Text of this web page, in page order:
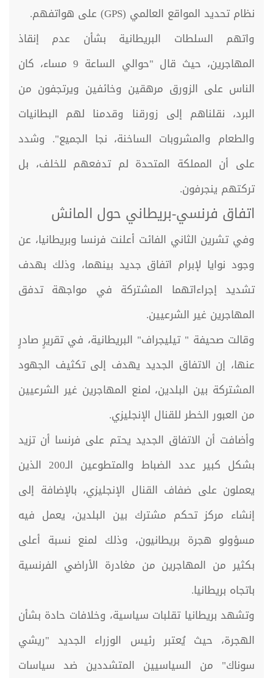
نظام تحديد المواقع العالمي (GPS) على هواتفهم.
واتهم السلطات البريطانية بشأن عدم إنقاذ
المهاجرين، حيث قال "حوالي الساعة 9 مساء، كان
الناس على الزورق مرهقين وخائفين ويرتجفون من
البرد، نقلناهم إلى زورقنا وقدمنا لهم البطانيات
والطعام والمشروبات الساخنة، نجا الجميع". وشدد
على أن المملكة المتحدة لم تدفعهم للخلف، بل
تركتهم ينجرفون.
اتفاق فرنسي-بريطاني حول المانش
وفي تشرين الثاني الفائت أعلنت فرنسا وبريطانيا، عن
وجود نوايا لإبرام اتفاق جديد بينهما، وذلك بهدف
تشديد إجراءاتهما المشتركة في مواجهة تدفق
المهاجرين غير الشرعيين.
وقالت صحيفة " تيليجراف" البريطانية، في تقريرٍ صادرٍ
عنها، إن الاتفاق الجديد يهدف إلى تكثيف الجهود
المشتركة بين البلدين، لمنع المهاجرين غير الشرعيين
من العبور الخطر للقنال الإنجليزي.
وأضافت أن الاتفاق الجديد يحتم على فرنسا أن تزيد
بشكل كبير عدد الضباط والمتطوعين الـ200 الذين
يعملون على ضفاف القنال الإنجليزي، بالإضافة إلى
إنشاء مركز تحكم مشترك بين البلدين، يعمل فيه
مسؤولو هجرة بريطانيون، وذلك لمنع نسبة أعلى
بكثير من المهاجرين من مغادرة الأراضي الفرنسية
باتجاه بريطانيا.
وتشهد بريطانيا تقلبات سياسية، وخلافات حادة بشأن
الهجرة، حيث يُعتبر رئيس الوزراء الجديد "ريشي
سوناك" من السياسيين المتشددين ضد سياسات